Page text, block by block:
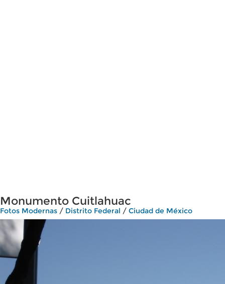
Monumento Cuitlahuac
Fotos Modernas / Distrito Federal / Ciudad de México